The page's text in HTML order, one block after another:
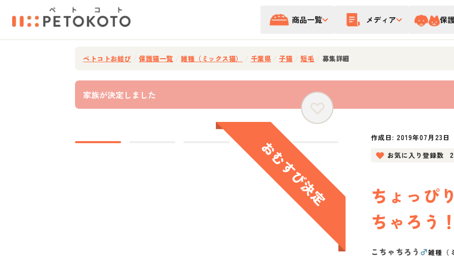
商品一覧 メディア 保
ペトコトお結び 保護猫一覧 雑種（ミックス猫） 千葉県 子猫 短毛 募集詳細
家族が決定しました
作成日:2019年07月23日
お気に入り登録数
ちょっぴ
ちゃろう
こちゃちろう ♂雑種（